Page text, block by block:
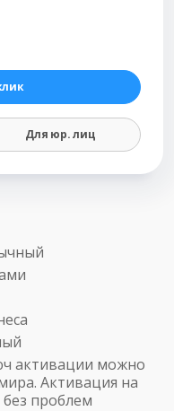
активации можно
Активация на
проблем
Для юр. лиц